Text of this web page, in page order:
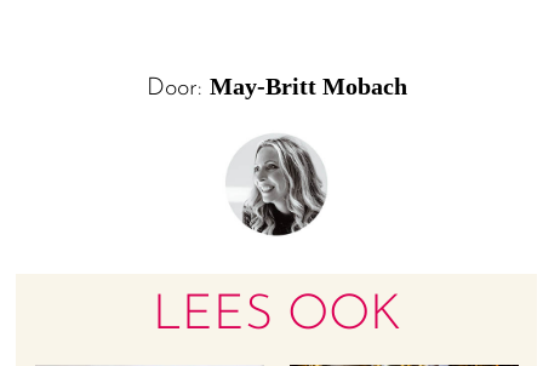
Door: May-Britt Mobach
LEES OOK